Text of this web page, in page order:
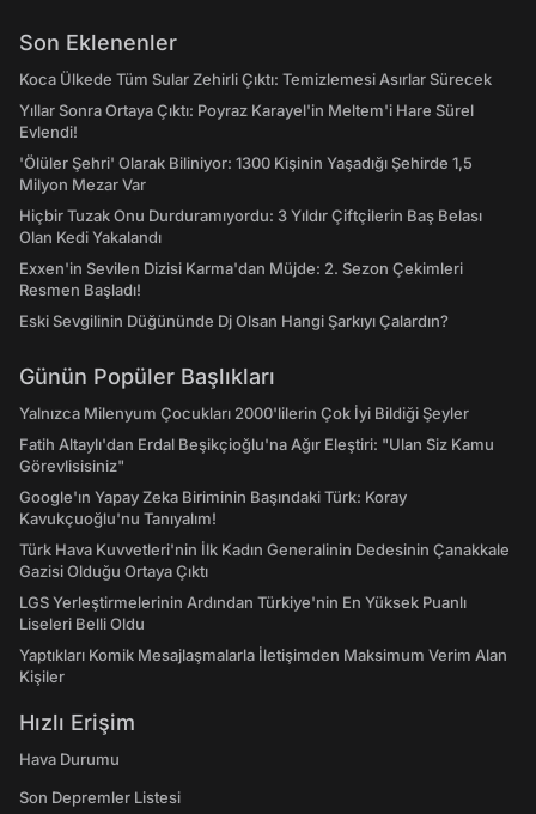
Son Eklenenler
Koca Ülkede Tüm Sular Zehirli Çıktı: Temizlemesi Asırlar Sürecek
Yıllar Sonra Ortaya Çıktı: Poyraz Karayel'in Meltem'i Hare Sürel
Evlendi!
'Ölüler Şehri' Olarak Biliniyor: 1300 Kişinin Yaşadığı Şehirde 1,5
Milyon Mezar Var
Hiçbir Tuzak Onu Durduramıyordu: 3 Yıldır Çiftçilerin Baş Belası
Olan Kedi Yakalandı
Exxen'in Sevilen Dizisi Karma'dan Müjde: 2. Sezon Çekimleri
Resmen Başladı!
Eski Sevgilinin Düğününde Dj Olsan Hangi Şarkıyı Çalardın?
Günün Popüler Başlıkları
Yalnızca Milenyum Çocukları 2000'lilerin Çok İyi Bildiği Şeyler
Fatih Altaylı'dan Erdal Beşikçioğlu'na Ağır Eleştiri: "Ulan Siz Kamu
Görevlisisiniz"
Google'ın Yapay Zeka Biriminin Başındaki Türk: Koray
Kavukçuoğlu'nu Tanıyalım!
Türk Hava Kuvvetleri'nin İlk Kadın Generalinin Dedesinin Çanakkale
Gazisi Olduğu Ortaya Çıktı
LGS Yerleştirmelerinin Ardından Türkiye'nin En Yüksek Puanlı
Liseleri Belli Oldu
Yaptıkları Komik Mesajlaşmalarla İletişimden Maksimum Verim Alan
Kişiler
Hızlı Erişim
Hava Durumu
Son Depremler Listesi